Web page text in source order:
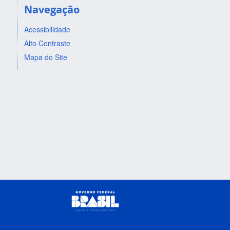
Navegação
Acessibilidade
Alto Contraste
Mapa do Site